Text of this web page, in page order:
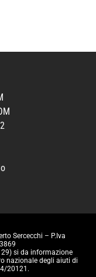
Sercecchi – P.Iva
si da informazione
nazionale degli aiuti di
20121.